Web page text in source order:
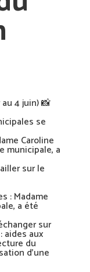
4 juin)📸
se
Caroline
municipale, a
sur le
: Madame
a été
sur
aides aux
du
d’une